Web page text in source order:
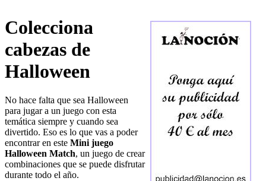
Colecciona
cabezas de
Halloween
No hace falta que sea Halloween
para jugar a un juego con esta
temática siempre y cuando sea
divertido. Eso es lo que vas a poder
encontrar en este Mini juego
Halloween Match, un juego de crear
combinaciones que se puede disfrutar
durante todo el año.